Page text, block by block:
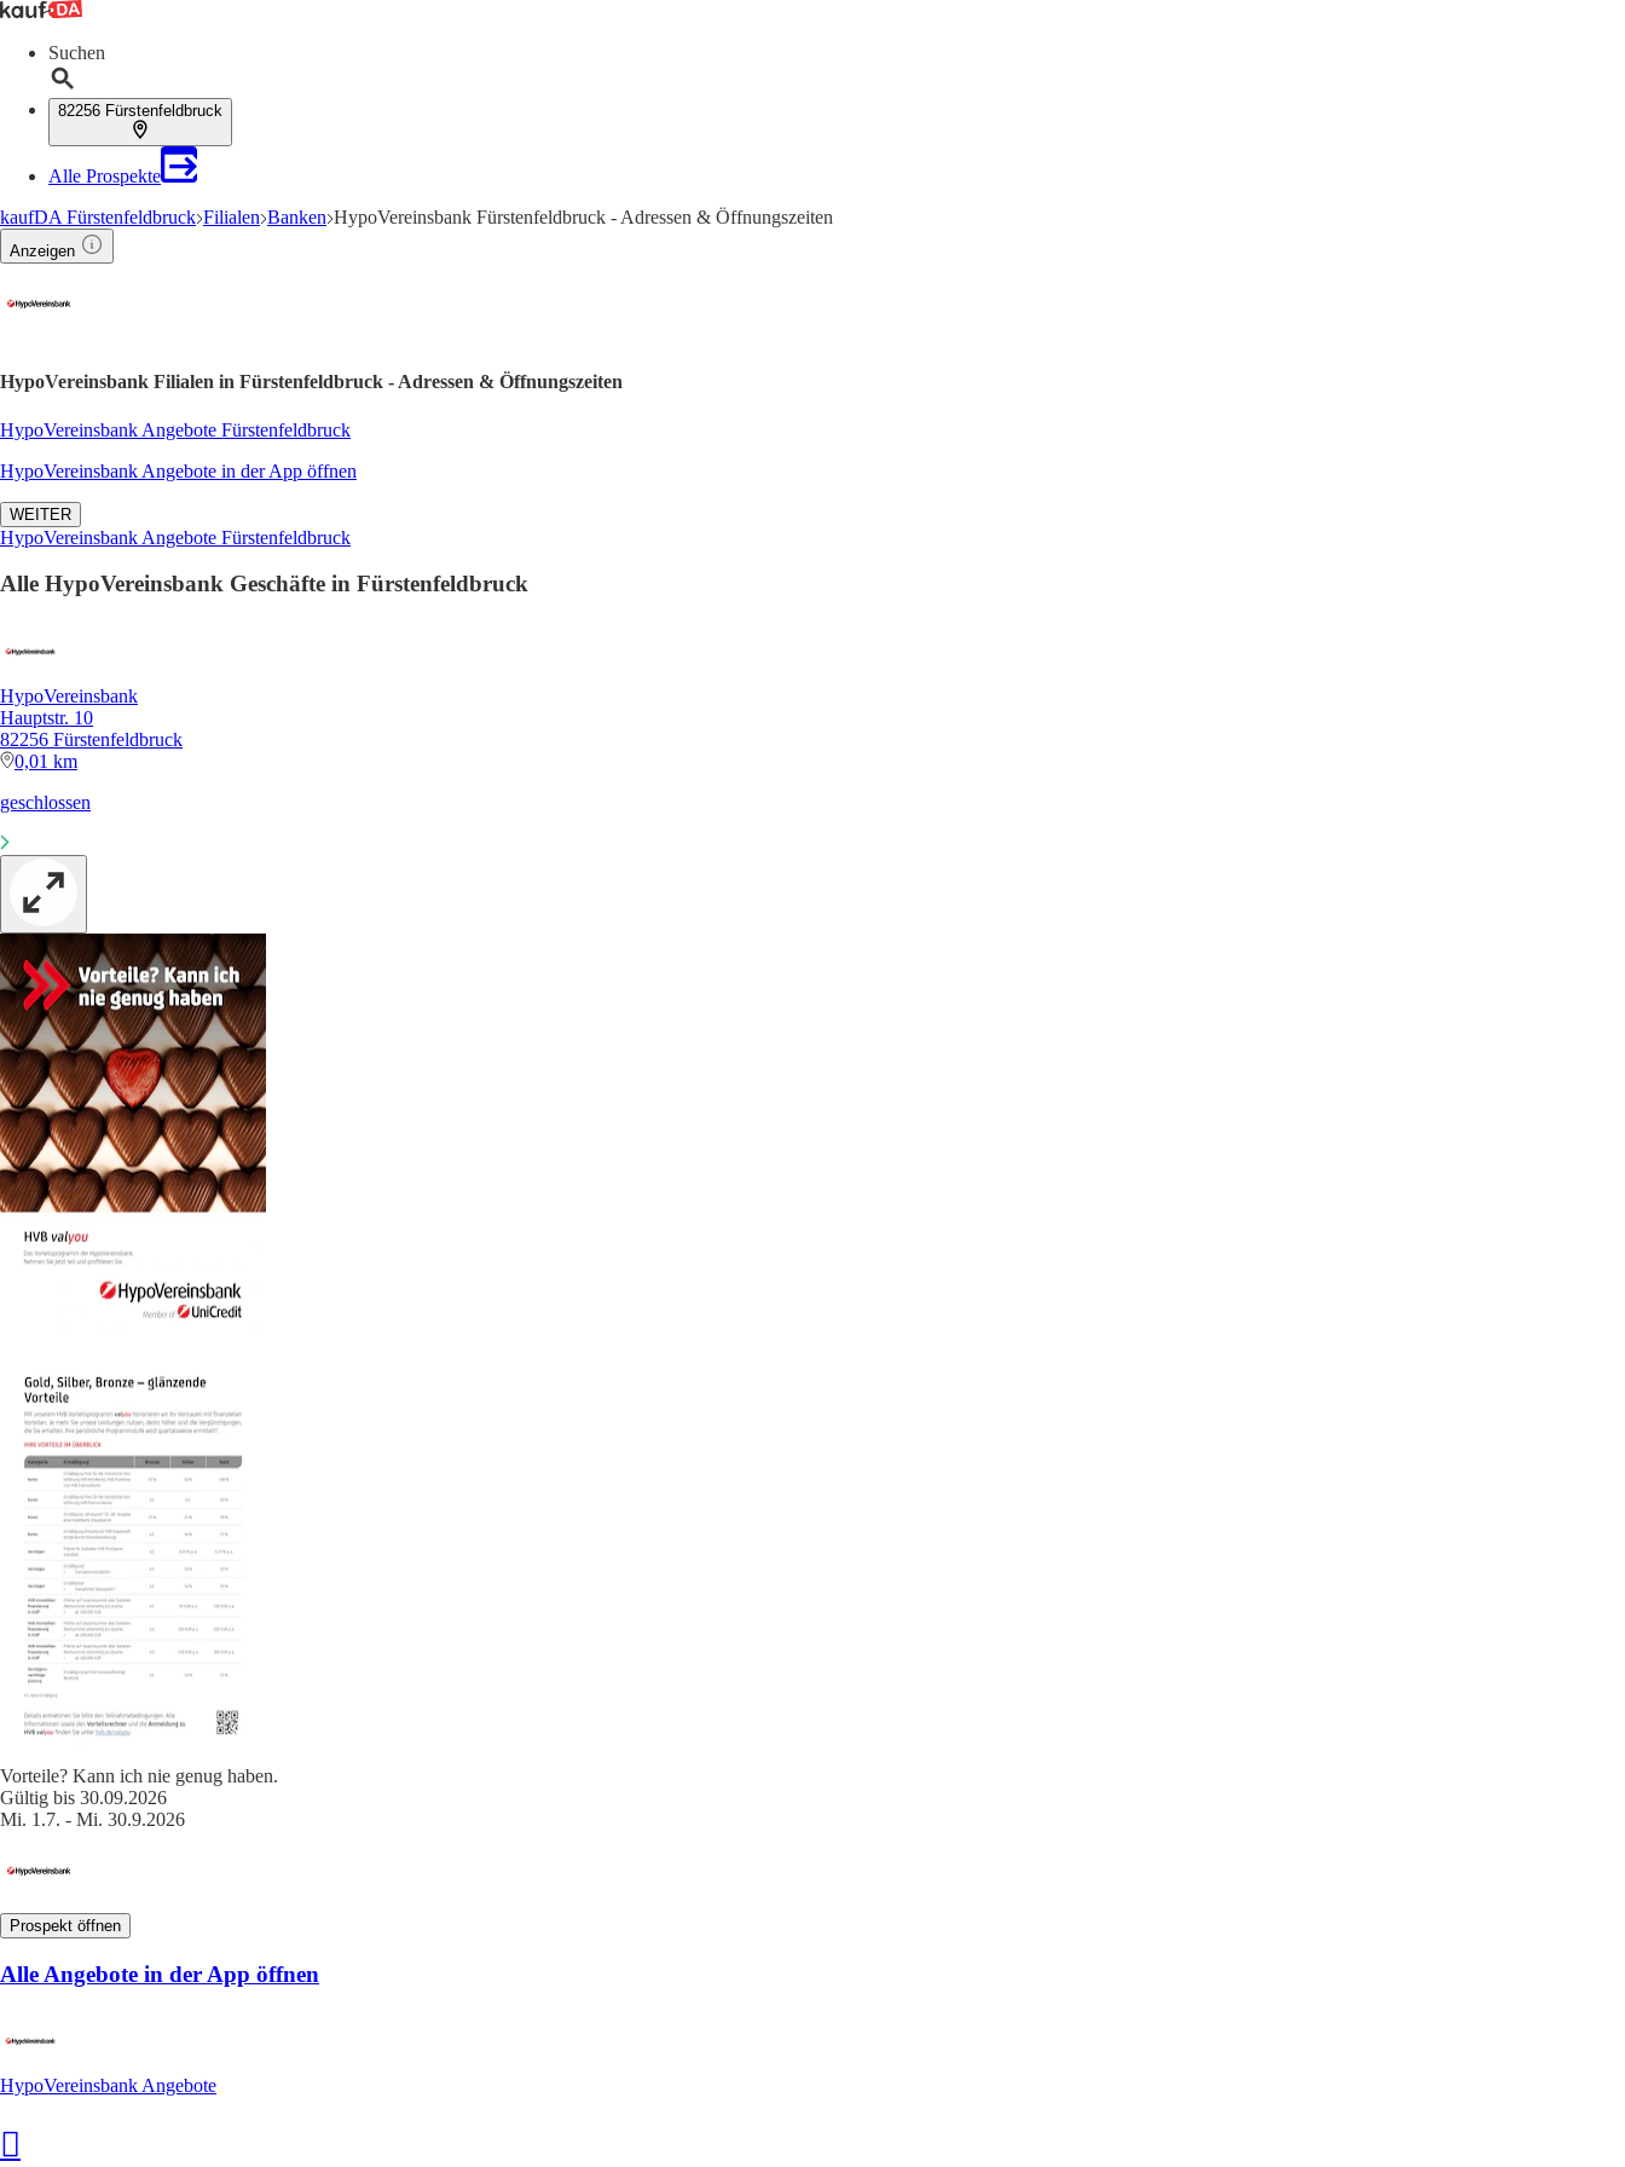
Suchen
82256 Fürstenfeldbruck
Alle Prospekte
kaufDA Fürstenfeldbruck Filialen Banken HypoVereinsbank Fürstenfeldbruck - Adressen & Öffnungszeiten
Anzeigen
HypoVereinsbank Filialen in Fürstenfeldbruck - Adressen & Öffnungszeiten
HypoVereinsbank Angebote Fürstenfeldbruck
HypoVereinsbank Angebote in der App öffnen
WEITER
HypoVereinsbank Angebote Fürstenfeldbruck
Alle HypoVereinsbank Geschäfte in Fürstenfeldbruck
HypoVereinsbank
Hauptstr. 10
82256 Fürstenfeldbruck
0,01 km
geschlossen
Vorteile? Kann ich nie genug haben.
Gültig bis 30.09.2026
Mi. 1.7. - Mi. 30.9.2026
Prospekt öffnen
Alle Angebote in der App öffnen
HypoVereinsbank Angebote